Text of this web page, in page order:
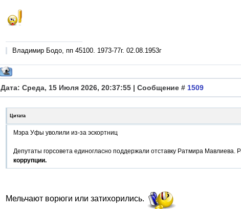
Владимир Бодо, пп 45100. 1973-77г. 02.08.1953г
Дата: Среда, 15 Июля 2026, 20:37:55 | Сообщение # 1509
Цитата
Мэра Уфы уволили из-за эскортниц
Депутаты горсовета единогласно поддержали отставку Ратмира Мавлиева.
коррупции.
Мельчают ворюги или затихорились.